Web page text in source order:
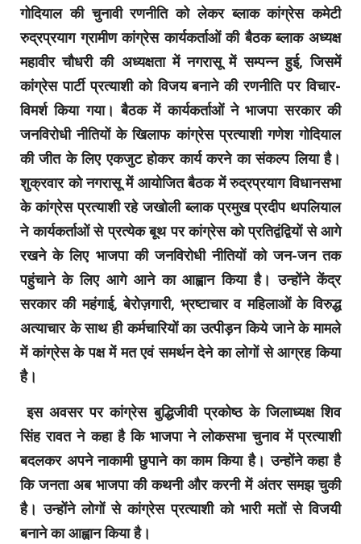
गोदियाल की चुनावी रणनीति को लेकर ब्लाक कांग्रेस कमेटी
रुद्रप्रयाग ग्रामीण कांग्रेस कार्यकर्ताओं की बैठक ब्लाक अध्यक्ष
महावीर चौधरी की अध्यक्षता में नगरासू में सम्पन्न हुई, जिसमें
कांग्रेस पार्टी प्रत्याशी को विजय बनाने की रणनीति पर विचार-
विमर्श किया गया। बैठक में कार्यकर्ताओं ने भाजपा सरकार की
जनविरोधी नीतियों के खिलाफ कांग्रेस प्रत्याशी गणेश गोदियाल
की जीत के लिए एकजुट होकर कार्य करने का संकल्प लिया है।
शुक्रवार को नगरासू में आयोजित बैठक में रुद्रप्रयाग विधानसभा
के कांग्रेस प्रत्याशी रहे जखोली ब्लाक प्रमुख प्रदीप थपलियाल
ने कार्यकर्ताओं से प्रत्येक बूथ पर कांग्रेस को प्रतिद्वंद्वियों से आगे
रखने के लिए भाजपा की जनविरोधी नीतियों को जन-जन तक
पहुंचाने के लिए आगे आने का आह्वान किया है। उन्होंने केंद्र
सरकार की महंगाई, बेरोज़गारी, भ्रष्टाचार व महिलाओं के विरुद्ध
अत्याचार के साथ ही कर्मचारियों का उत्पीड़न किये जाने के मामले
में कांग्रेस के पक्ष में मत एवं समर्थन देने का लोगों से आग्रह किया
है।
इस अवसर पर कांग्रेस बुद्धिजीवी प्रकोष्ठ के जिलाध्यक्ष शिव
सिंह रावत ने कहा है कि भाजपा ने लोकसभा चुनाव में प्रत्याशी
बदलकर अपने नाकामी छुपाने का काम किया है। उन्होंने कहा है
कि जनता अब भाजपा की कथनी और करनी में अंतर समझ चुकी
है। उन्होंने लोगों से कांग्रेस प्रत्याशी को भारी मतों से विजयी
बनाने का आह्वान किया है।